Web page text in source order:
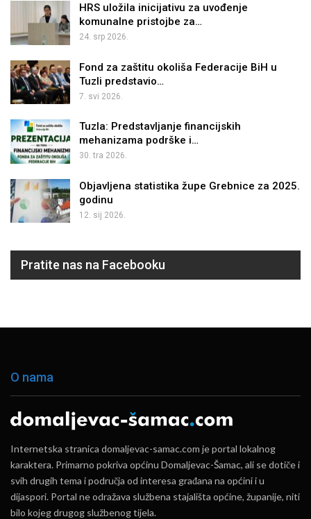
HRS uložila inicijativu za uvođenje
komunalne pristojbe za…
24. srp 2026.
Fond za zaštitu okoliša Federacije BiH u
Tuzli predstavio…
7. svi 2026.
Tuzla: Predstavljanje financijskih
mehanizama podrške i…
30. tra 2026.
Objavljena statistika župe Grebnice za 2025.
godinu
12. sij 2026.
Pratite nas na Facebooku
O nama
Internetska stranica domaljevac-samac.com je portal lokalnog
karaktera. Primarno pokriva općinu Domaljevac-Šamac, ali se dotiče i
svih drugih tema i područja od interesa građana na općini i u
dijaspori. Portal ne odražava službena stajališta općine, županije, niti
bilo kojeg drugog službenog tijela.